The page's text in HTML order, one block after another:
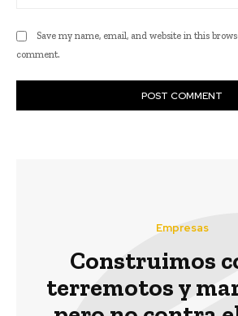
Save my name, email, and website in this
comment.